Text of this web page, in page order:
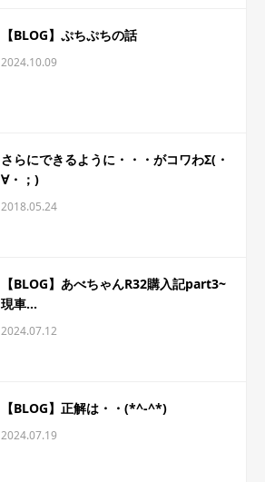
【BLOG】ぷちぷちの話
2024.10.09
さらにできるように・・・がコワわΣ(・
∀・；)
2018.05.24
【BLOG】あべちゃんR32購入記part3~
現車...
2024.07.12
【BLOG】正解は・・(*^-^*)
2024.07.19